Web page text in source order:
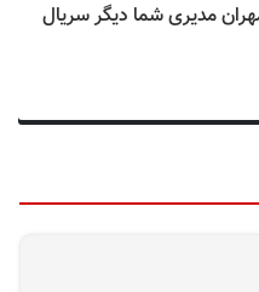
مدیری شما دیگر سریال